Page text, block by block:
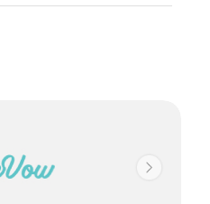
盡顯都會氣派及空間感；會場
視牆 (15.3米 X 4.32米，共66平
選。WM大禮堂加上禮堂前廳位
Next